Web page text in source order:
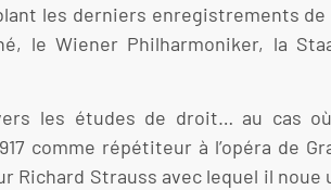
les derniers enregistrements de
le Wiener Philharmoniker, la
les études de droit… au cas
comme répétiteur à l’opéra de
Richard Strauss avec lequel il